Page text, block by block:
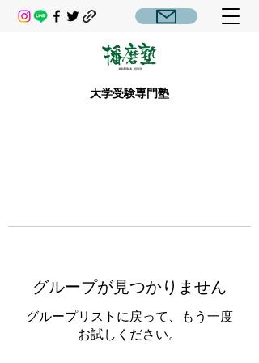
大学受験専門塾
グループが見つかりません
グループリストに戻って、もう一度
お試しください。